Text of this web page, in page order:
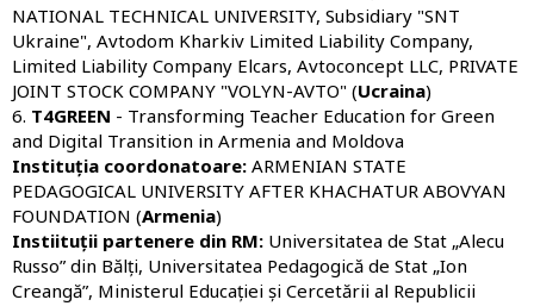
NATIONAL TECHNICAL UNIVERSITY, Subsidiary "SNT
Ukraine", Avtodom Kharkiv Limited Liability Company,
Limited Liability Company Elcars, Avtoconcept LLC, PRIVATE
JOINT STOCK COMPANY "VOLYN-AVTO" (Ucraina)
6. T4GREEN - Transforming Teacher Education for Green
and Digital Transition in Armenia and Moldova
Instituția coordonatoare: ARMENIAN STATE
PEDAGOGICAL UNIVERSITY AFTER KHACHATUR ABOVYAN
FOUNDATION (Armenia)
Instiituții partenere din RM: Universitatea de Stat „Alecu
Russo” din Bălți, Universitatea Pedagogică de Stat „Ion
Creangă”, Ministerul Educației și Cercetării al Republicii